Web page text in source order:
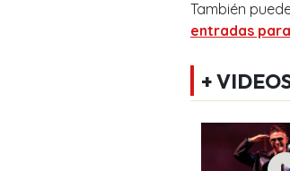
También
entradas
+